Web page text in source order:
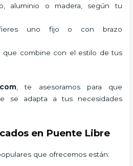
aluminio o madera, según tu
uno fijo o con brazo
que combine con el estilo de tus
, te asesoramos para que
se adapta a tus necesidades
en Puente Libre
que ofrecemos están: